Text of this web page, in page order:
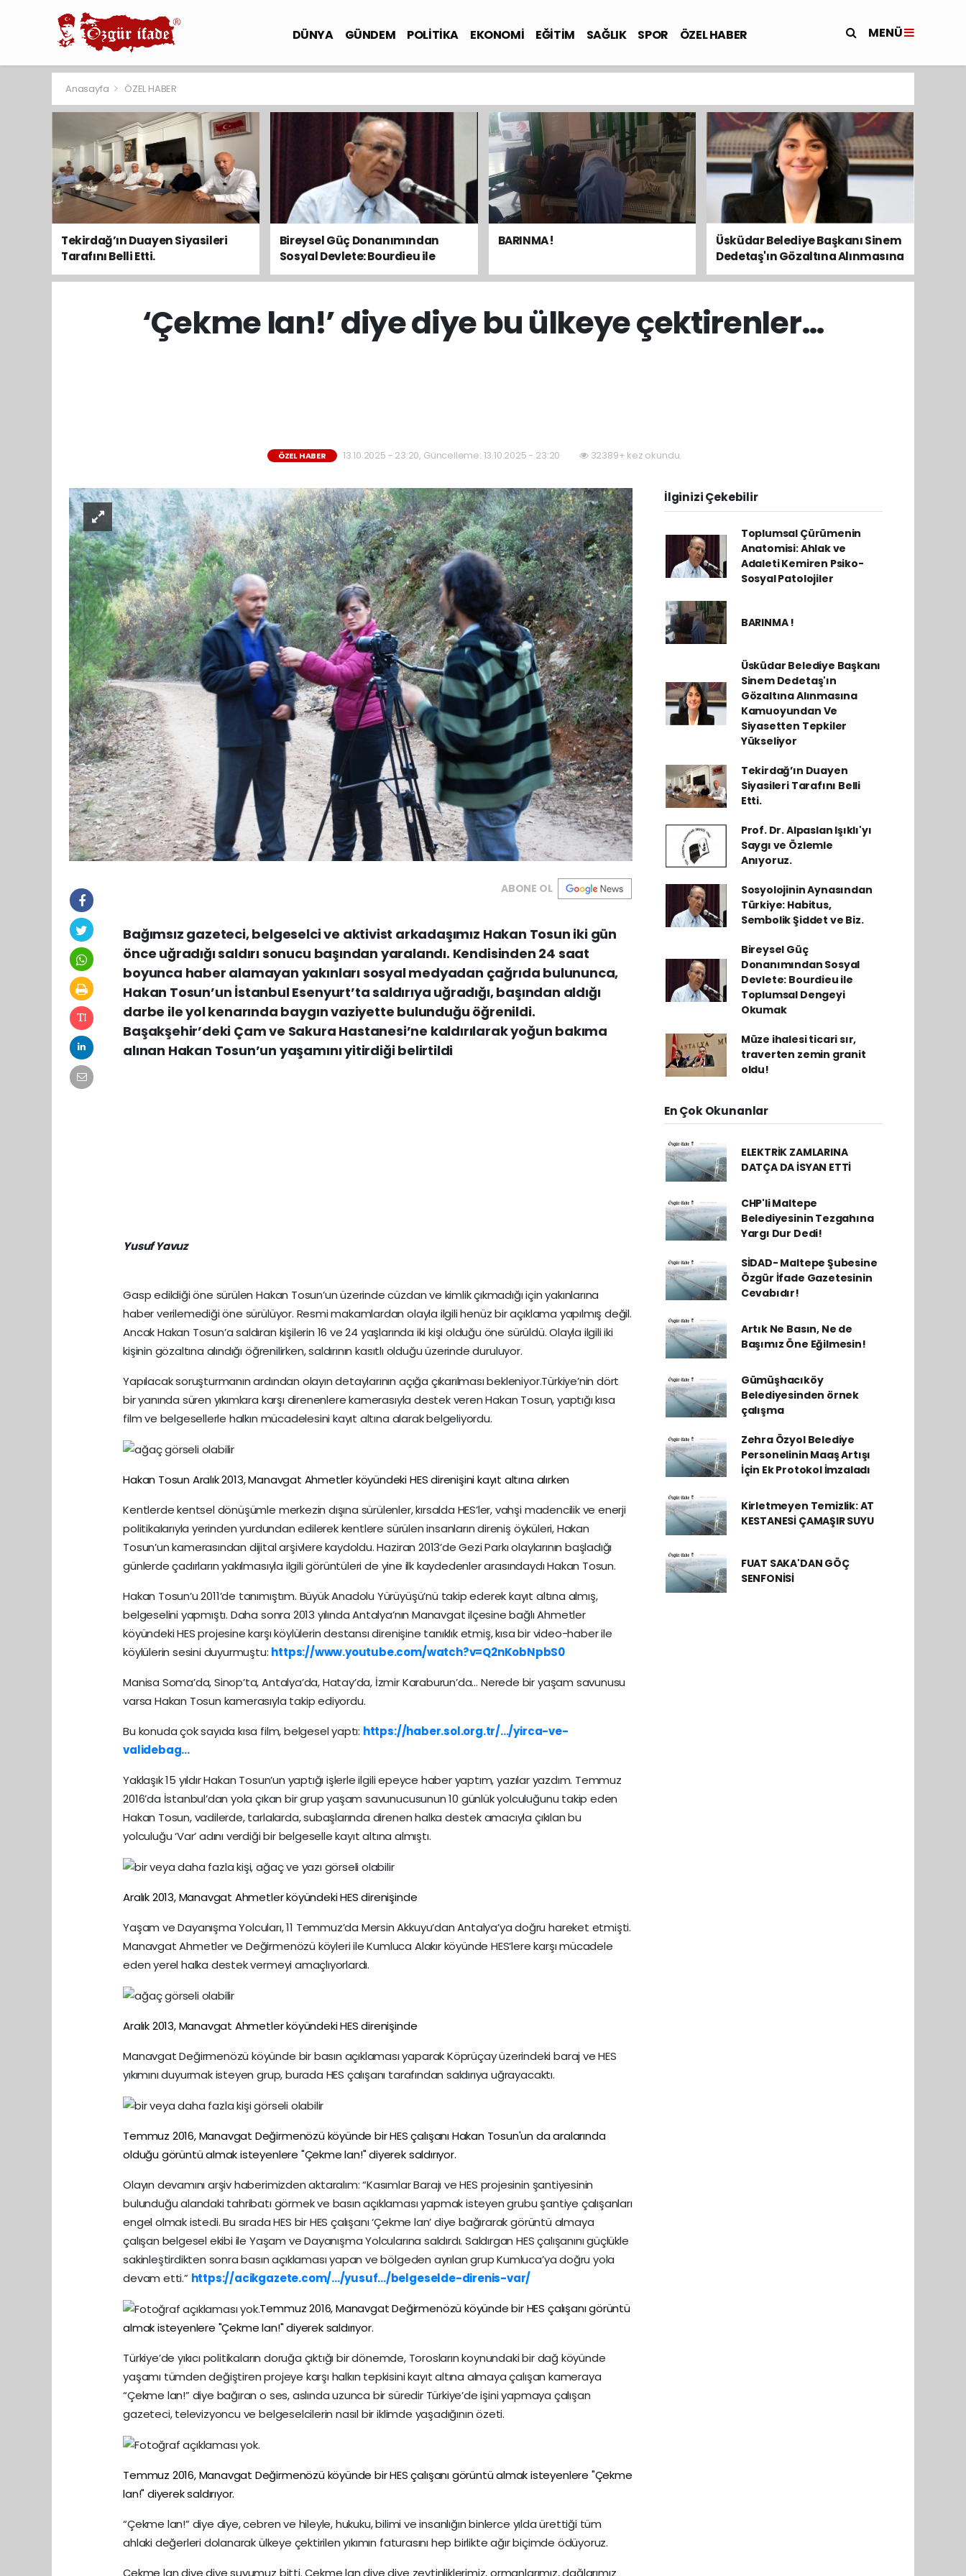
DÜNYA GÜNDEM POLİTİKA EKONOMİ EĞİTİM SAĞLIK SPOR ÖZEL HABER MENÜ
Anasayfa ÖZEL HABER
Tekirdağ’ın Duayen Siyasileri
Tarafını Belli Etti.
Bireysel Güç Donanımından
Sosyal Devlete: Bourdieu ile
Toplumsal Dengeyi Okumak
BARINMA !
Üsküdar Belediye Başkanı Sinem
Dedetaş'ın Gözaltına Alınmasına
Kamuoyundan Ve Siyasetten
‘Çekme lan!’ diye diye bu ülkeye çektirenler…
ÖZEL HABER 13.10.2025 - 23:20, Güncelleme: 13.10.2025 - 23:20 32389+ kez okundu.
ABONE OL
Bağımsız gazeteci, belgeselci ve aktivist arkadaşımız Hakan Tosun iki gün
önce uğradığı saldırı sonucu başından yaralandı. Kendisinden 24 saat
boyunca haber alamayan yakınları sosyal medyadan çağrıda bulununca,
Hakan Tosun’un İstanbul Esenyurt’ta saldırıya uğradığı, başından aldığı
darbe ile yol kenarında baygın vaziyette bulunduğu öğrenildi.
Başakşehir’deki Çam ve Sakura Hastanesi’ne kaldırılarak yoğun bakıma
alınan Hakan Tosun’un yaşamını yitirdiği belirtildi
Yusuf Yavuz
Gasp edildiği öne sürülen Hakan Tosun’un üzerinde cüzdan ve kimlik çıkmadığı için yakınlarına
haber verilemediği öne sürülüyor. Resmi makamlardan olayla ilgili henüz bir açıklama yapılmış değil.
Ancak Hakan Tosun’a saldıran kişilerin 16 ve 24 yaşlarında iki kişi olduğu öne sürüldü. Olayla ilgili iki
kişinin gözaltına alındığı öğrenilirken, saldırının kasıtlı olduğu üzerinde duruluyor.
Yapılacak soruşturmanın ardından olayın detaylarının açığa çıkarılması bekleniyor.Türkiye’nin dört
bir yanında süren yıkımlara karşı direnenlere kamerasıyla destek veren Hakan Tosun, yaptığı kısa
film ve belgesellerle halkın mücadelesini kayıt altına alarak belgeliyordu.
Hakan Tosun Aralık 2013, Manavgat Ahmetler köyündeki HES direnişini kayıt altına alırken
Kentlerde kentsel dönüşümle merkezin dışına sürülenler, kırsalda HES’ler, vahşi madencilik ve enerji
politikalarıyla yerinden yurdundan edilerek kentlere sürülen insanların direniş öyküleri, Hakan
Tosun’un kamerasından dijital arşivlere kaydoldu. Haziran 2013’de Gezi Parkı olaylarının başladığı
günlerde çadırların yakılmasıyla ilgili görüntüleri de yine ilk kaydedenler arasındaydı Hakan Tosun.
Hakan Tosun’u 2011’de tanımıştım. Büyük Anadolu Yürüyüşü’nü takip ederek kayıt altına almış,
belgeselini yapmıştı. Daha sonra 2013 yılında Antalya’nın Manavgat ilçesine bağlı Ahmetler
köyündeki HES projesine karşı köylülerin destansı direnişine tanıklık etmiş, kısa bir video-haber ile
köylülerin sesini duyurmuştu: https://www.youtube.com/watch?v=Q2nKobNpbS0
Manisa Soma’da, Sinop’ta, Antalya’da, Hatay’da, İzmir Karaburun’da… Nerede bir yaşam savunusu
varsa Hakan Tosun kamerasıyla takip ediyordu.
Bu konuda çok sayıda kısa film, belgesel yaptı: https://haber.sol.org.tr/.../yirca-ve-
validebag...
Yaklaşık 15 yıldır Hakan Tosun’un yaptığı işlerle ilgili epeyce haber yaptım, yazılar yazdım. Temmuz
2016’da İstanbul’dan yola çıkan bir grup yaşam savunucusunun 10 günlük yolculuğunu takip eden
Hakan Tosun, vadilerde, tarlalarda, subaşlarında direnen halka destek amacıyla çıkılan bu
yolculuğu ‘Var’ adını verdiği bir belgeselle kayıt altına almıştı.
Aralık 2013, Manavgat Ahmetler köyündeki HES direnişinde
Yaşam ve Dayanışma Yolcuları, 11 Temmuz’da Mersin Akkuyu’dan Antalya’ya doğru hareket etmişti.
Manavgat Ahmetler ve Değirmenözü köyleri ile Kumluca Alakır köyünde HES’lere karşı mücadele
eden yerel halka destek vermeyi amaçlıyorlardı.
Aralık 2013, Manavgat Ahmetler köyündeki HES direnişinde
Manavgat Değirmenözü köyünde bir basın açıklaması yaparak Köprüçay üzerindeki baraj ve HES
yıkımını duyurmak isteyen grup, burada HES çalışanı tarafından saldırıya uğrayacaktı.
Temmuz 2016, Manavgat Değirmenözü köyünde bir HES çalışanı Hakan Tosun'un da aralarında
olduğu görüntü almak isteyenlere "Çekme lan!" diyerek saldırıyor.
Olayın devamını arşiv haberimizden aktaralım: “Kasımlar Barajı ve HES projesinin şantiyesinin
bulunduğu alandaki tahribatı görmek ve basın açıklaması yapmak isteyen grubu şantiye çalışanları
engel olmak istedi. Bu sırada HES bir HES çalışanı ‘Çekme lan’ diye bağırarak görüntü almaya
çalışan belgesel ekibi ile Yaşam ve Dayanışma Yolcularına saldırdı. Saldırgan HES çalışanını güçlükle
sakinleştirdikten sonra basın açıklaması yapan ve bölgeden ayrılan grup Kumluca’ya doğru yola
devam etti.” https://acikgazete.com/.../yusuf.../belgeselde-direnis-var/
Temmuz 2016, Manavgat Değirmenözü köyünde bir HES çalışanı görüntü
almak isteyenlere "Çekme lan!" diyerek saldırıyor.
Türkiye’de yıkıcı politikaların doruğa çıktığı bir dönemde, Torosların koynundaki bir dağ köyünde
yaşamı tümden değiştiren projeye karşı halkın tepkisini kayıt altına almaya çalışan kameraya
“Çekme lan!” diye bağıran o ses, aslında uzunca bir süredir Türkiye’de işini yapmaya çalışan
gazeteci, televizyoncu ve belgeselcilerin nasıl bir iklimde yaşadığının özeti.
Temmuz 2016, Manavgat Değirmenözü köyünde bir HES çalışanı görüntü almak isteyenlere "Çekme
lan!" diyerek saldırıyor.
“Çekme lan!” diye diye, cebren ve hileyle, hukuku, bilimi ve insanlığın binlerce yılda ürettiği tüm
ahlaki değerleri dolanarak ülkeye çektirilen yıkımın faturasını hep birlikte ağır biçimde ödüyoruz.
Çekme lan diye diye suyumuz bitti. Çekme lan diye diye zeytinliklerimiz, ormanlarımız, dağlarımız
İlginizi Çekebilir
Toplumsal Çürümenin
Anatomisi: Ahlak ve
Adaleti Kemiren Psiko-
Sosyal Patolojiler
BARINMA !
Üsküdar Belediye Başkanı
Sinem Dedetaş'ın
Gözaltına Alınmasına
Kamuoyundan Ve
Siyasetten Tepkiler
Yükseliyor
Tekirdağ’ın Duayen
Siyasileri Tarafını Belli
Etti.
Prof. Dr. Alpaslan Işıklı'yı
Saygı ve Özlemle
Anıyoruz.
Sosyolojinin Aynasından
Türkiye: Habitus,
Sembolik Şiddet ve Biz.
Bireysel Güç
Donanımından Sosyal
Devlete: Bourdieu ile
Toplumsal Dengeyi
Okumak
Müze ihalesi ticari sır,
traverten zemin granit
oldu!
En Çok Okunanlar
ELEKTRİK ZAMLARINA
DATÇA DA İSYAN ETTİ
CHP'li Maltepe
Belediyesinin Tezgahına
Yargı Dur Dedi!
SİDAD- Maltepe Şubesine
Özgür İfade Gazetesinin
Cevabıdır!
Artık Ne Basın, Ne de
Başımız Öne Eğilmesin!
Gümüşhacıköy
Belediyesinden örnek
çalışma
Zehra Özyol Belediye
Personelinin Maaş Artışı
İçin Ek Protokol İmzaladı
Kirletmeyen Temizlik: AT
KESTANESİ ÇAMAŞIR SUYU
FUAT SAKA'DAN GÖÇ
SENFONİSİ